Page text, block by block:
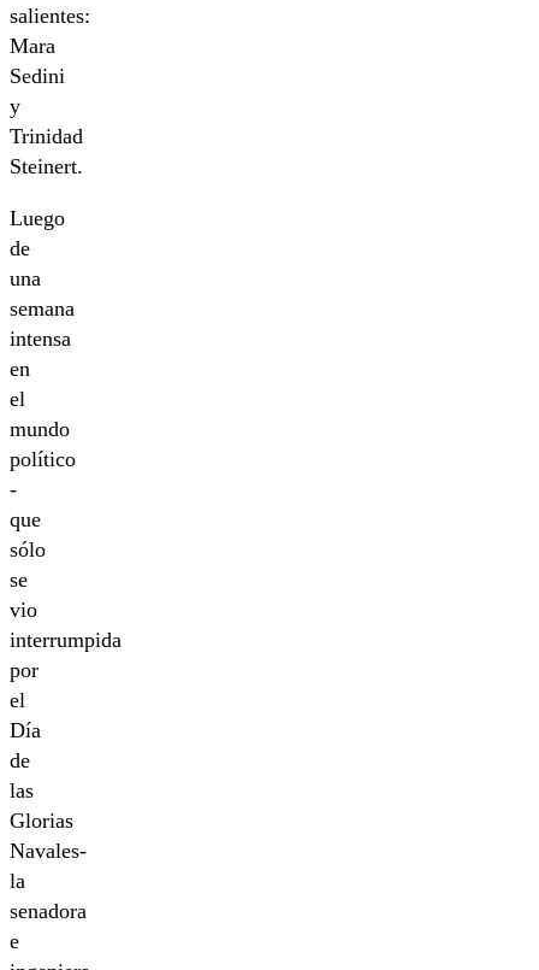
salientes:
Mara
Sedini
y
Trinidad
Steinert.
Luego
de
una
semana
intensa
en
el
mundo
político
-
que
sólo
se
vio
interrumpida
por
el
Día
de
las
Glorias
Navales-
la
senadora
e